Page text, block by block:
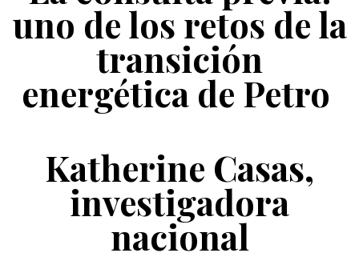
uno de los retos de la
transición
energética de Petro
Katherine Casas,
investigadora
nacional